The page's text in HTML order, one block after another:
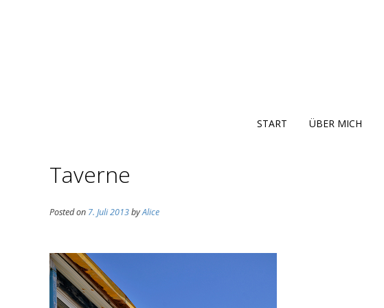
START ÜBER MICH
Taverne
Posted on 7. Juli 2013byAlice